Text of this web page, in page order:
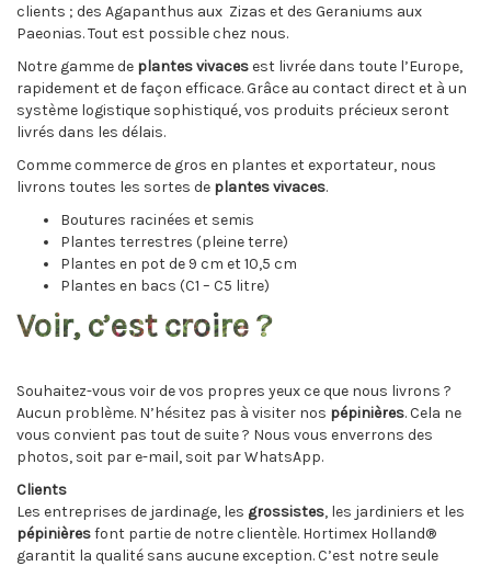
clients ; des Agapanthus aux Zizas et des Geraniums aux
Paeonias. Tout est possible chez nous.
Notre gamme de plantes vivacesest livrée dans toute l’Europe,
rapidement et de façon efficace. Grâce au contact direct et à un
système logistique sophistiqué, vos produits précieux seront
livrés dans les délais.
Comme commerce de gros en plantes et exportateur, nous
livrons toutes les sortes de plantes vivaces.
Boutures racinées et semis
Plantes terrestres (pleine terre)
Plantes en pot de 9 cm et 10,5 cm
Plantes en bacs (C1 – C5 litre)
Voir, c’est croire ?
Souhaitez-vous voir de vos propres yeux ce que nous livrons ?
Aucun problème. N’hésitez pas à visiter nos pépinières. Cela ne
vous convient pas tout de suite ? Nous vous enverrons des
photos, soit par e-mail, soit par WhatsApp.
Clients
Les entreprises de jardinage, les grossistes, les jardiniers et les
pépinièresfont partie de notre clientèle. Hortimex Holland®
garantit la qualité sans aucune exception. C’est notre seule